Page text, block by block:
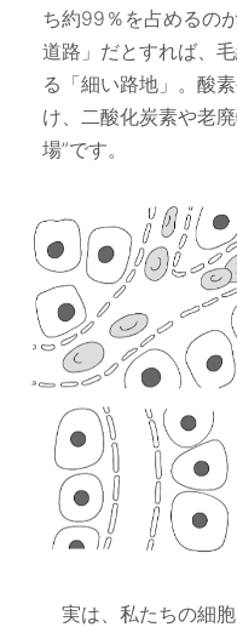
ち約99％を占めるの
道路」だとすれば、
る「細い路地」。酸
け、二酸化炭素や老
場”です。
実は、私たちの細